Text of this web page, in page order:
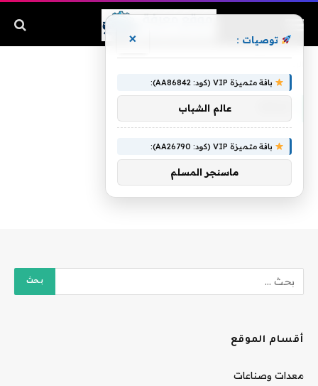
أقسام الموقع
معدات وصناعات
توصيات : ×
باقة متميزة VIP (كود: AA86842):
عالم الشباب
باقة متميزة VIP (كود: AA26790):
ماسنجر المسلم